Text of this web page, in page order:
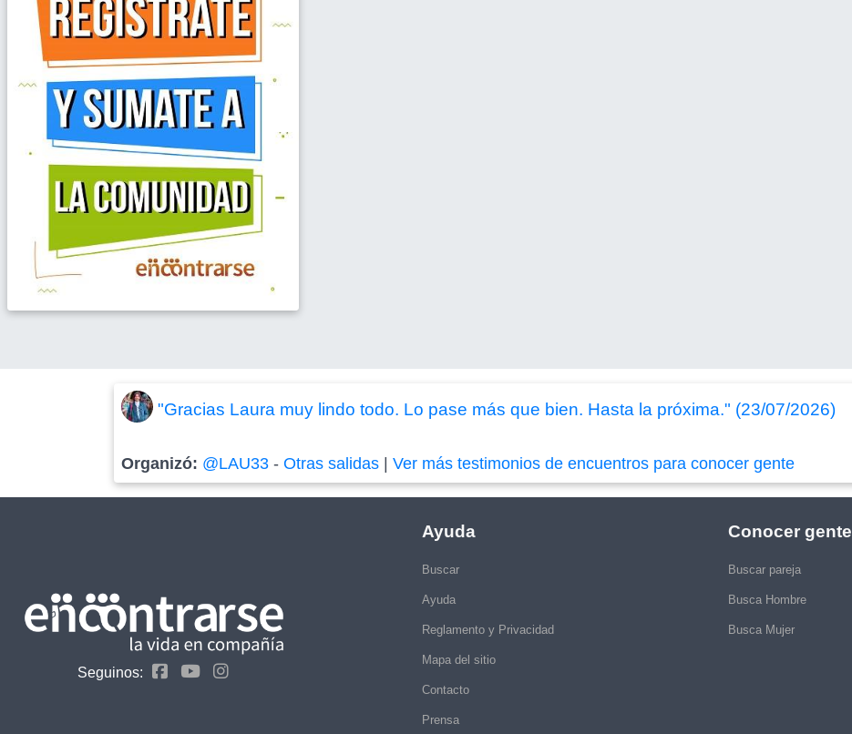
"Gracias Laura muy lindo todo. Lo pase más que bien. Hasta la próxima." (23/07/2026)
Organizó: @LAU33 -Otras salidas |Ver más testimonios de encuentros para conocer gente
Seguinos:
Ayuda
Buscar
Ayuda
Reglamento y Privacidad
Mapa del sitio
Contacto
Prensa
Conocer gente
Buscar pareja
Busca Hombre
Busca Mujer